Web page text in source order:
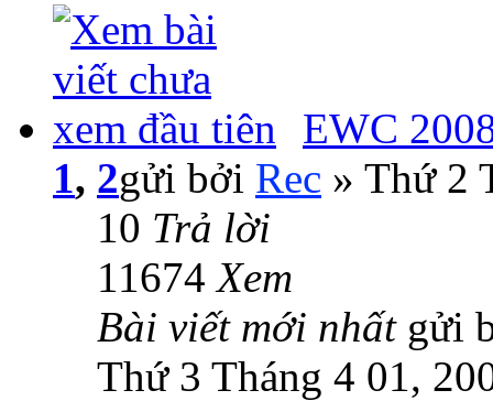
EWC
1, 2gửi bởi Rec » Thứ 2
10 Trả lời
11674Xem
Bài viết mới nhất gửi
Thứ 3 Tháng 4 01,